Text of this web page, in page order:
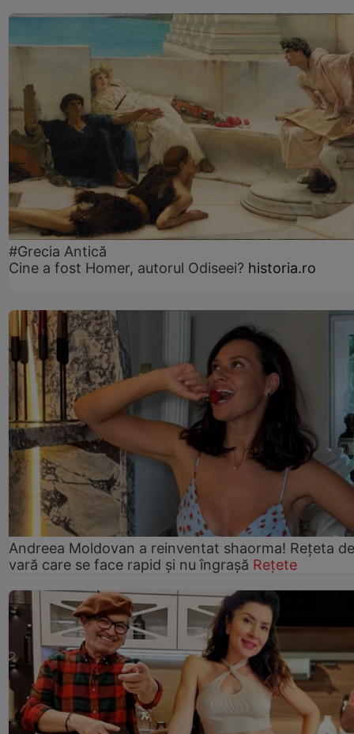
#Grecia Antică
Cine a fost Homer, autorul Odiseei? historia.ro
Andreea Moldovan a reinventat shaorma! Rețeta de
vară care se face rapid și nu îngrașă Rețete